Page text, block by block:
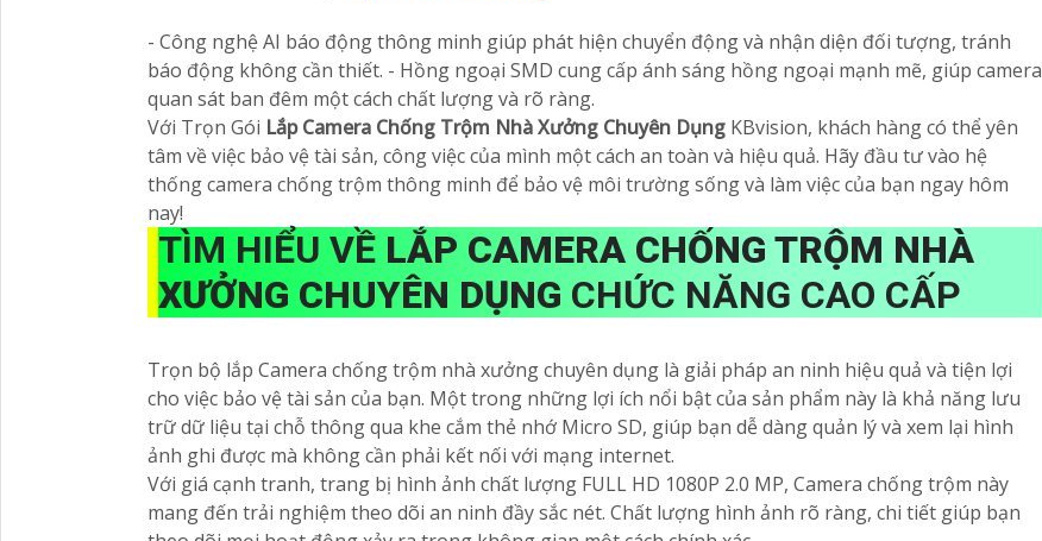
- Công nghệ AI báo động thông minh giúp phát hiện chuyển động và nhận diện đối tượng, tránh
báo động không cần thiết. - Hồng ngoại SMD cung cấp ánh sáng hồng ngoại mạnh mẽ, giúp camera
quan sát ban đêm một cách chất lượng và rõ ràng.
Với Trọn Gói Lắp Camera Chống Trộm Nhà Xưởng Chuyên Dụng KBvision, khách hàng có thể yên
tâm về việc bảo vệ tài sản, công việc của mình một cách an toàn và hiệu quả. Hãy đầu tư vào hệ
thống camera chống trộm thông minh để bảo vệ môi trường sống và làm việc của bạn ngay hôm
nay!
TÌM HIỂU VỀ LẮP CAMERA CHỐNG TRỘM NHÀ
XƯỞNG CHUYÊN DỤNG CHỨC NĂNG CAO CẤP
Trọn bộ lắp Camera chống trộm nhà xưởng chuyên dụng là giải pháp an ninh hiệu quả và tiện lợi
cho việc bảo vệ tài sản của bạn. Một trong những lợi ích nổi bật của sản phẩm này là khả năng lưu
trữ dữ liệu tại chỗ thông qua khe cắm thẻ nhớ Micro SD, giúp bạn dễ dàng quản lý và xem lại hình
ảnh ghi được mà không cần phải kết nối với mạng internet.
Với giá cạnh tranh, trang bị hình ảnh chất lượng FULL HD 1080P 2.0 MP, Camera chống trộm này
mang đến trải nghiệm theo dõi an ninh đầy sắc nét. Chất lượng hình ảnh rõ ràng, chi tiết giúp bạn